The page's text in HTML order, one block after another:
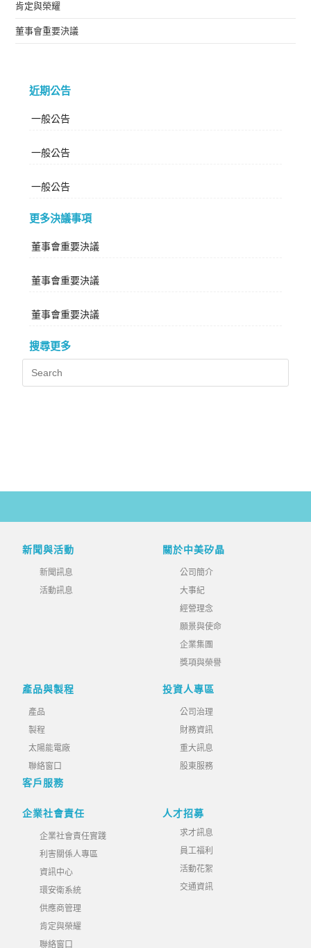
肯定與榮耀
董事會重要決議
近期公告
一般公告
一般公告
一般公告
更多決議事項
董事會重要決議
董事會重要決議
董事會重要決議
搜尋更多
新聞與活動
新聞訊息
活動訊息
關於中美矽晶
公司簡介
大事紀
經營理念
願景與使命
企業集團
獎項與榮譽
產品與製程
產品
製程
太陽能電廠
聯絡窗口
客戶服務
投資人專區
公司治理
財務資訊
重大訊息
股東服務
企業社會責任
企業社會責任實踐
利害關係人專區
資訊中心
環安衛系統
供應商管理
肯定與榮耀
聯絡窗口
人才招募
求才訊息
員工福利
活動花絮
交通資訊